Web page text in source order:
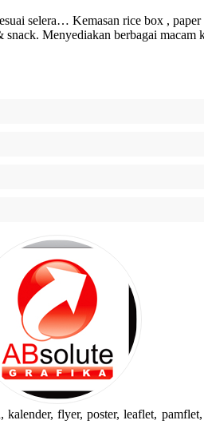
Kemasan rice box , paper
Menyediakan berbagai
kalender, flyer, poster, leaflet,